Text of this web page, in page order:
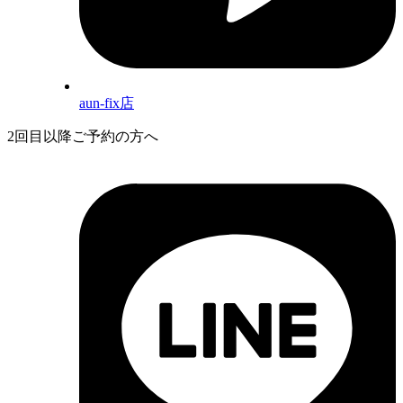
aun-fix店
2回目以降ご予約の方へ